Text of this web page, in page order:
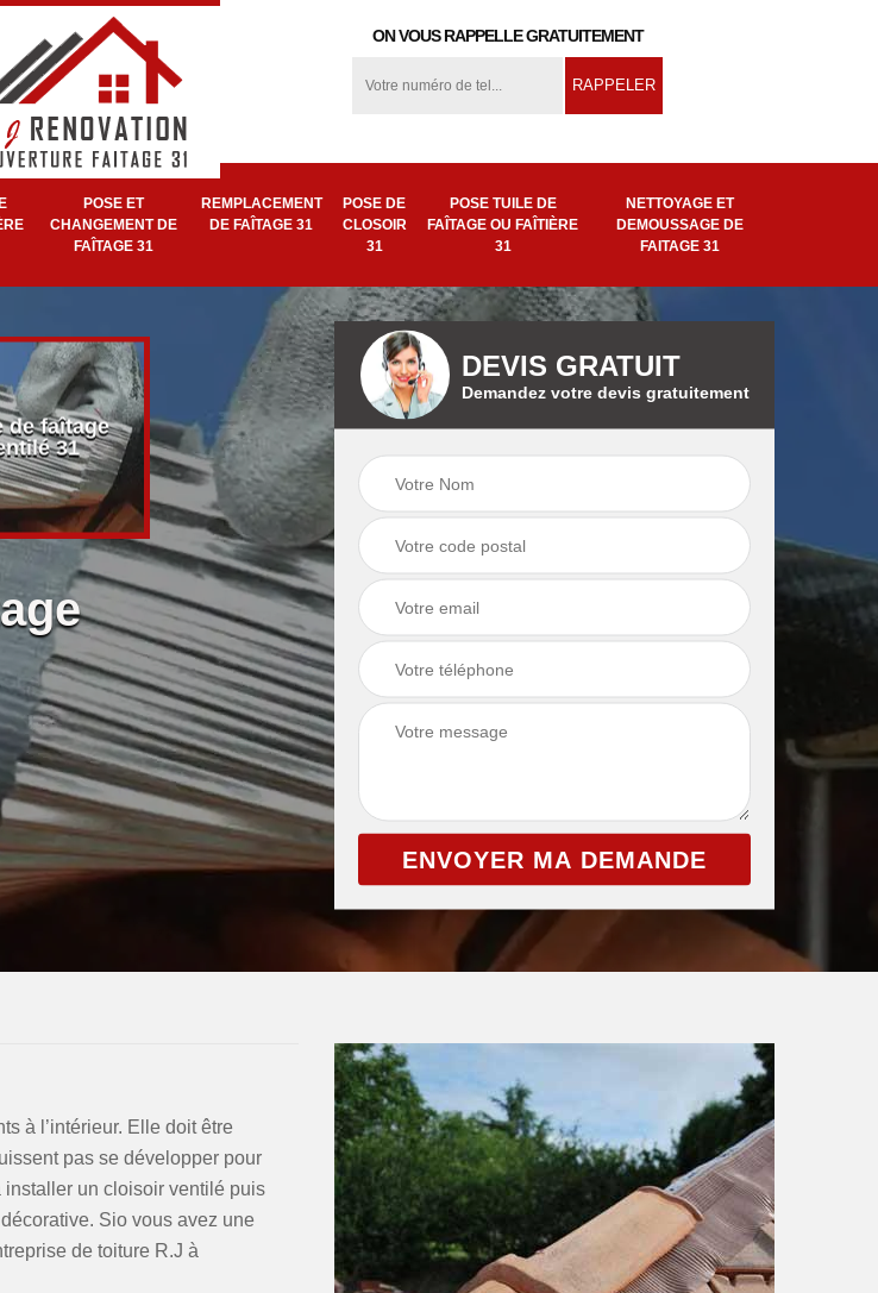
ON VOUS RAPPELLE GRATUITEMENT
POSE ET
CHANGEMENT DE
FAÎTAGE 31
REMPLACEMENT
DE FAÎTAGE 31
POSE DE
CLOSOIR
31
POSE TUILE DE
FAÎTAGE OU FAÎTIÈRE
31
NETTOYAGE ET
DEMOUSSAGE DE
FAITAGE 31
de faîtage
31
Pose et réparation
de faîtage et faîtière
31
faîtage ou faîtière
31
Remplacement de
DEVIS GRATUIT
Demandez votre devis gratuitement
à l’intérieur. Elle doit être
pas se développer pour
un cloisoir ventilé puis
Sio vous avez une
de toiture R.J à